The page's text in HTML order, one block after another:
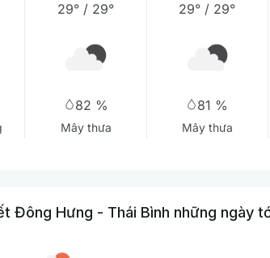
29° / 29°
82 %
Mây thưa
29° / 29°
81 %
Mây thưa
Đông Hưng - Thái Bình những ngày